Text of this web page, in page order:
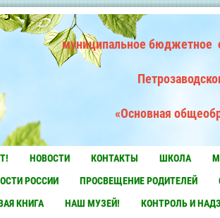
муниципальное бюджетное
«Основная
НОВОСТИ КОНТАКТЫ ШКОЛА
РОССИИ
ПРОСВЕЩЕНИЕ РОДИТЕЛЕЙ
КНИГА
НАШ МУЗЕЙ! КОНТРОЛЬ И